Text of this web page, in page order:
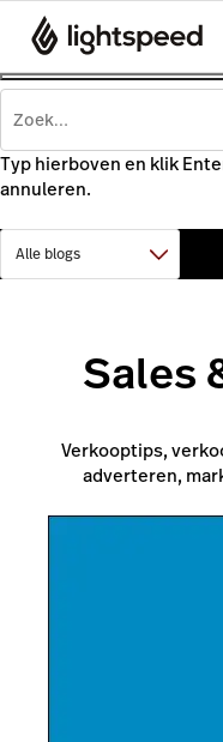
Typ hierboven en klik
annuleren.
Sales
Verkooptips,
adverteren,